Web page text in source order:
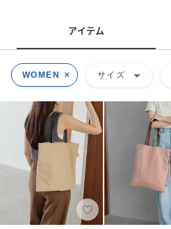
アイテム
WOMEN サイズ arrow_drop_down